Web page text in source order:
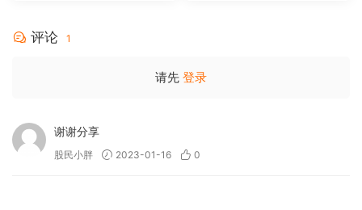
评论 1
请先 登录
谢谢分享
股民小胖 2023-01-16 0